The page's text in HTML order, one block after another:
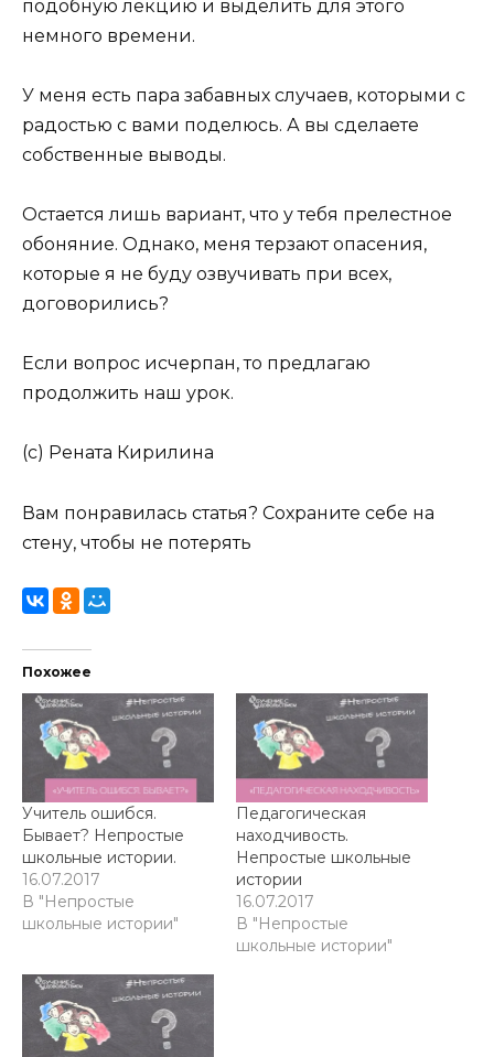
подобную лекцию и выделить для этого
немного времени.
У меня есть пара забавных случаев, которыми с
радостью с вами поделюсь. А вы сделаете
собственные выводы.
Остается лишь вариант, что у тебя прелестное
обоняние. Однако, меня терзают опасения,
которые я не буду озвучивать при всех,
договорились?
Если вопрос исчерпан, то предлагаю
продолжить наш урок.
(с) Рената Кирилина
Вам понравилась статья? Сохраните себе на
стену, чтобы не потерять
Похожее
Учитель ошибся.
Бывает? Непростые
школьные истории.
16.07.2017
В "Непростые
школьные истории"
Педагогическая
находчивость.
Непростые школьные
истории
16.07.2017
В "Непростые
школьные истории"